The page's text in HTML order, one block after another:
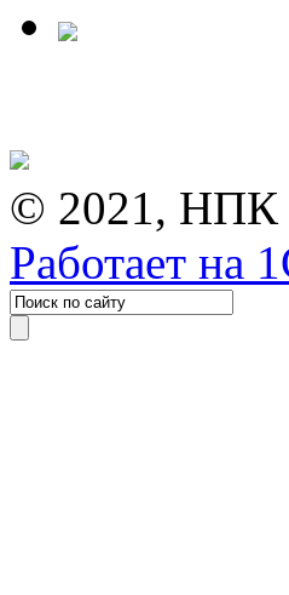
© 2021, НПК
Работает на